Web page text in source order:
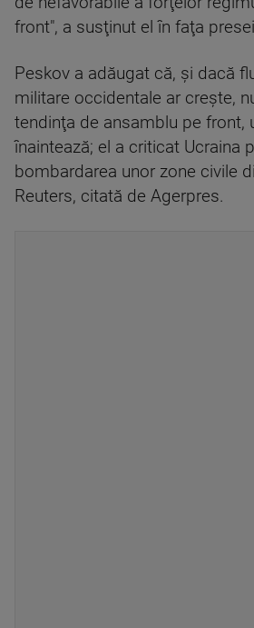
front", a susţinut el în faţa
Peskov a adăugat că, şi dacă
militare occidentale ar creşte,
tendinţa de ansamblu pe front,
înaintează; el a criticat Ucraina
bombardarea unor zone civile
Reuters, citată de Agerpres.